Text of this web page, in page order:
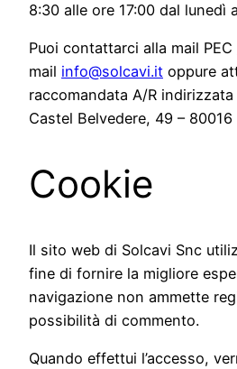
8:30 alle ore 17:00 dal lunedì
Puoi contattarci alla mail PEC
mail info@solcavi.it oppure
raccomandata A/R
Castel Belvedere, 49 –
Cookie
Il sito web di Solcavi Snc
fine di fornire la migliore
navigazione non ammette
possibilità di commento.
Quando effettui l’accesso,